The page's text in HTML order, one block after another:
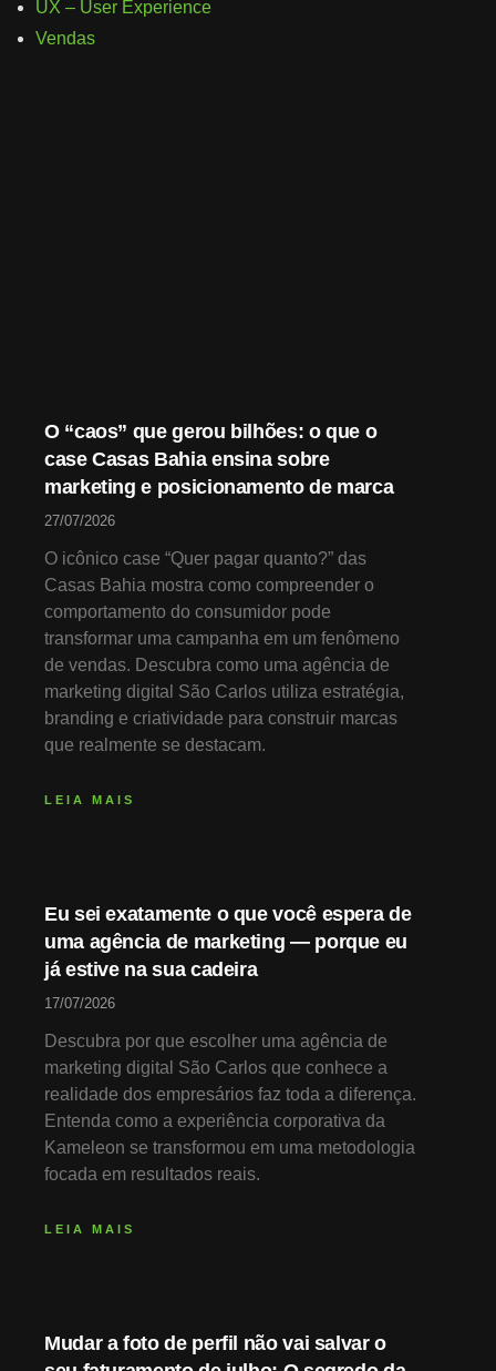
UX – User Experience
Vendas
O “caos” que gerou bilhões: o que o
case Casas Bahia ensina sobre
marketing e posicionamento de marca
27/07/2026
O icônico case “Quer pagar quanto?” das
Casas Bahia mostra como compreender o
comportamento do consumidor pode
transformar uma campanha em um fenômeno
de vendas. Descubra como uma agência de
marketing digital São Carlos utiliza estratégia,
branding e criatividade para construir marcas
que realmente se destacam.
LEIA MAIS
Eu sei exatamente o que você espera de
uma agência de marketing — porque eu
já estive na sua cadeira
17/07/2026
Descubra por que escolher uma agência de
marketing digital São Carlos que conhece a
realidade dos empresários faz toda a diferença.
Entenda como a experiência corporativa da
Kameleon se transformou em uma metodologia
focada em resultados reais.
LEIA MAIS
Mudar a foto de perfil não vai salvar o